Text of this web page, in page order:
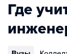
Где